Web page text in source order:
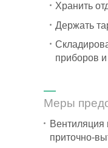
Хранить
Держать
приборов
Меры
Вентиляция
приточно-